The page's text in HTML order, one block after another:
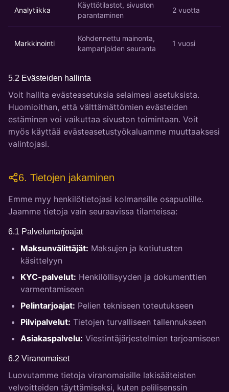
Analytiikka
Käyttötilastot, sivuston
parantaminen
2 vuotta
Markkinointi
Kohdennettu mainonta,
kampanjoiden seuranta
1 vuosi
5.2 Evästeiden hallinta
Voit hallita evästeasetuksia selaimesi asetuksista.
Huomioithan, että välttämättömien evästeiden
estäminen voi vaikuttaa sivuston toimintaan. Voit
myös käyttää evästeasetustyökaluamme muuttaaksesi
valintojasi.
6. Tietojen jakaminen
Emme myy henkilötietojasi kolmansille osapuolille.
Jaamme tietoja vain seuraavissa tilanteissa:
6.1 Palveluntarjoajat
Maksunvälittäjät: Maksujen ja kotiutusten
käsittelyyn
KYC-palvelut: Henkilöllisyyden ja dokumenttien
varmentamiseen
Pelintarjoajat: Pelien tekniseen toteutukseen
Pilvipalvelut: Tietojen turvalliseen tallennukseen
Asiakaspalvelu: Viestintäjärjestelmien tarjoamiseen
6.2 Viranomaiset
Luovutamme tietoja viranomaisille lakisääteisten
velvoitteiden täyttämiseksi, kuten pelilisenssin